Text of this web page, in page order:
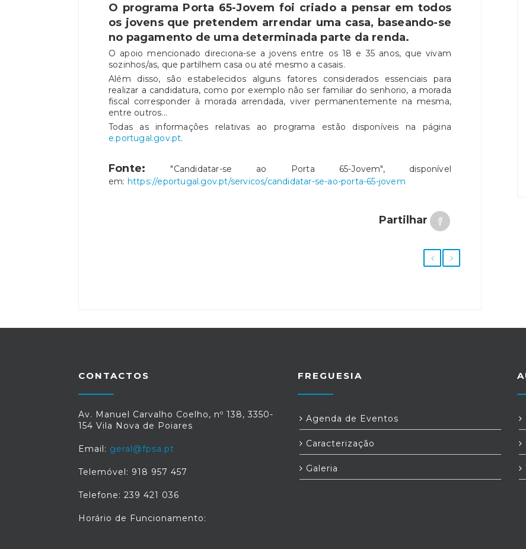
O programa Porta 65-Jovem foi criado a pensar em todos
os jovens que pretendem arrendar uma casa, baseando-se
no pagamento de uma determinada parte da renda.
O apoio mencionado direciona-se a jovens entre os 18 e 35 anos, que vivam
sozinhos/as, que partilhem casa ou até mesmo a casais.
Além disso, são estabelecidos alguns fatores considerados essenciais para
realizar a candidatura, como por exemplo não ser familiar do senhorio, a morada
fiscal corresponder à morada arrendada, viver permanentemente na mesma,
entre outros...
Todas as informações relativas ao programa estão disponíveis na página
e.portugal.gov.pt.
Fonte:
"Candidatar-se ao Porta 65-Jovem", disponível
em: https://eportugal.gov.pt/servicos/candidatar-se-ao-porta-65-jovem
Partilhar
CONTACTOS
Av. Manuel Carvalho Coelho, nº 138, 3350-
154 Vila Nova de Poiares
Email: geral@fpsa.pt
Telemóvel: 918 957 457
Telefone: 239 421 036
Horário de Funcionamento:
FREGUESIA
Agenda de Eventos
Caracterização
Galeria